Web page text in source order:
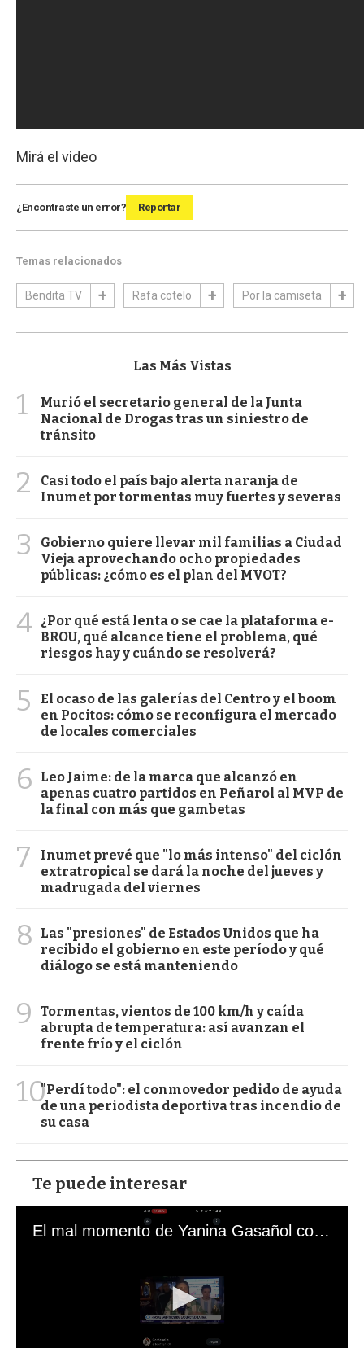
Mirá el video
¿Encontraste un error? Reportar
Temas relacionados
Bendita TV Rafa cotelo Por la camiseta
Las Más Vistas
1
Murió el secretario general de la Junta
Nacional de Drogas tras un siniestro de
tránsito
2
Casi todo el país bajo alerta naranja de
Inumet por tormentas muy fuertes y severas
3
Gobierno quiere llevar mil familias a Ciudad
Vieja aprovechando ocho propiedades
públicas: ¿cómo es el plan del MVOT?
4 ¿Por qué está lenta o se cae la plataforma e-
BROU, qué alcance tiene el problema, qué
riesgos hay y cuándo se resolverá?
5
El ocaso de las galerías del Centro y el boom
en Pocitos: cómo se reconfigura el mercado
de locales comerciales
6
Leo Jaime: de la marca que alcanzó en
apenas cuatro partidos en Peñarol al MVP de
la final con más que gambetas
7
Inumet prevé que "lo más intenso" del ciclón
extratropical se dará la noche del jueves y
madrugada del viernes
8
Las "presiones" de Estados Unidos que ha
recibido el gobierno en este período y qué
diálogo se está manteniendo
9
Tormentas, vientos de 100 km/h y caída
abrupta de temperatura: así avanzan el
frente frío y el ciclón
10"Perdí todo": el conmovedor pedido de ayuda
de una periodista deportiva tras incendio de
su casa
Te puede interesar
El mal momento de Yanina Gasañol con un hincha argentino en "Subrayado"